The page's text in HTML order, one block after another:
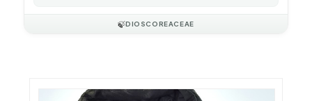
🍃DIOSCOREACEAE